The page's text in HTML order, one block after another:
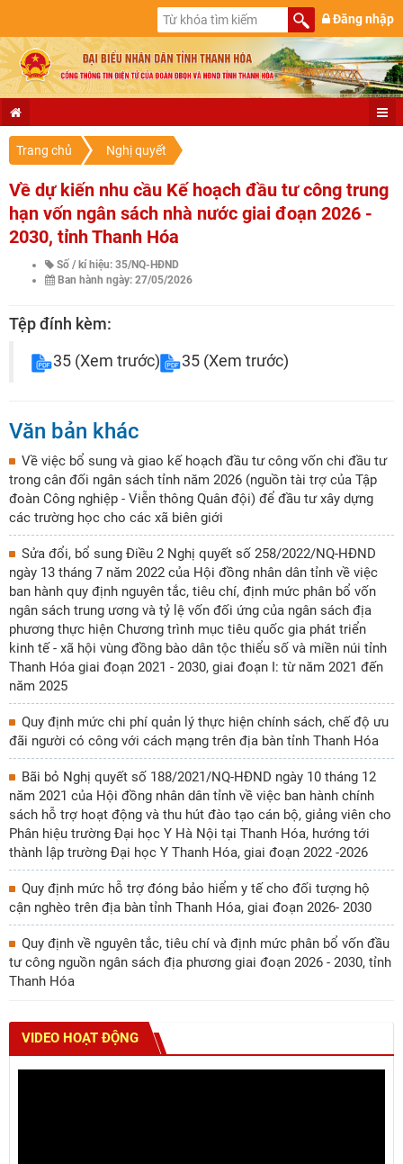
Đăng nhập
Trang chủ Nghị quyết
Về dự kiến nhu cầu Kế hoạch đầu tư công trung
hạn vốn ngân sách nhà nước giai đoạn 2026 -
2030, tỉnh Thanh Hóa
Số / kí hiệu: 35/NQ-HĐND
Ban hành ngày: 27/05/2026
Tệp đính kèm:
35 (Xem trước) 35 (Xem trước)
Văn bản khác
Về việc bổ sung và giao kế hoạch đầu tư công vốn chi đầu tư
trong cân đối ngân sách tỉnh năm 2026 (nguồn tài trợ của Tập
đoàn Công nghiệp - Viễn thông Quân đội) để đầu tư xây dựng
các trường học cho các xã biên giới
Sửa đổi, bổ sung Điều 2 Nghị quyết số 258/2022/NQ-HĐND
ngày 13 tháng 7 năm 2022 của Hội đồng nhân dân tỉnh về việc
ban hành quy định nguyên tắc, tiêu chí, định mức phân bổ vốn
ngân sách trung ương và tỷ lệ vốn đối ứng của ngân sách địa
phương thực hiện Chương trình mục tiêu quốc gia phát triển
kinh tế - xã hội vùng đồng bào dân tộc thiểu số và miền núi tỉnh
Thanh Hóa giai đoạn 2021 - 2030, giai đoạn I: từ năm 2021 đến
năm 2025
Quy định mức chi phí quản lý thực hiện chính sách, chế độ ưu
đãi người có công với cách mạng trên địa bàn tỉnh Thanh Hóa
Bãi bỏ Nghị quyết số 188/2021/NQ-HĐND ngày 10 tháng 12
năm 2021 của Hội đồng nhân dân tỉnh về việc ban hành chính
sách hỗ trợ hoạt động và thu hút đào tạo cán bộ, giảng viên cho
Phân hiệu trường Đại học Y Hà Nội tại Thanh Hóa, hướng tới
thành lập trường Đại học Y Thanh Hóa, giai đoạn 2022 -2026
Quy định mức hỗ trợ đóng bảo hiểm y tế cho đối tượng hộ
cận nghèo trên địa bàn tỉnh Thanh Hóa, giai đoạn 2026- 2030
Quy định về nguyên tắc, tiêu chí và định mức phân bổ vốn đầu
tư công nguồn ngân sách địa phương giai đoạn 2026 - 2030, tỉnh
Thanh Hóa
VIDEO HOẠT ĐỘNG